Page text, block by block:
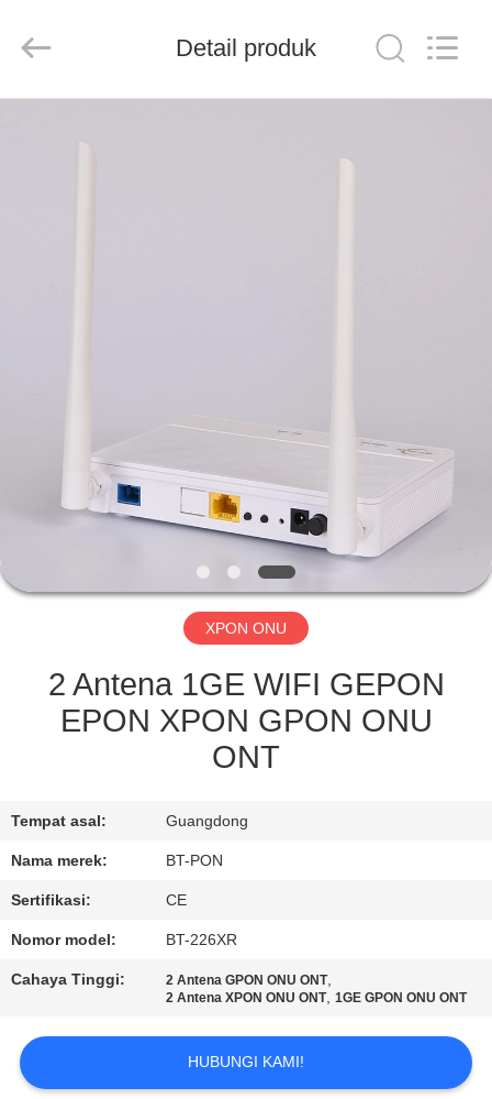
KONTROL
KUALITAS
HUBUNGI
KAMI
PERMINTAAN
PENAWARAN
PRIVACY
POLICY
Ltd..
Detail produk
XPON ONU
2 Antena 1GE WIFI GEPON
EPON XPON GPON ONU
ONT
Tempat asal: Guangdong
Nama merek: BT-PON
Sertifikasi: CE
Nomor model: BT-226XR
Cahaya Tinggi: 2 Antena GPON ONU ONT,
2 Antena XPON ONU ONT,1GE GPON ONU ONT
HUBUNGI KAMI!